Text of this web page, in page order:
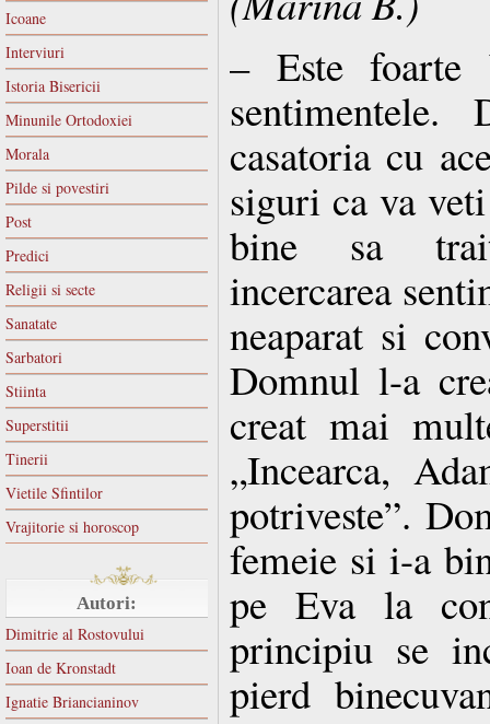
Icoane
Interviuri
Istoria Bisericii
Minunile Ortodoxiei
Morala
Pilde si povestiri
Post
Predici
Religii si secte
Sanatate
Sarbatori
Stiinta
Superstitii
Tinerii
Vietile Sfintilor
Vrajitorie si horoscop
Autori:
Dimitrie al Rostovului
Ioan de Kronstadt
Ignatie Briancianinov
– Este foarte
casatoria cu
siguri ca va
bine sa
incercarea
neaparat si
Domnul l-a
creat mai
„Incearca,
potriveste”.
femeie si i-a
pe Eva la
principiu se
pierd